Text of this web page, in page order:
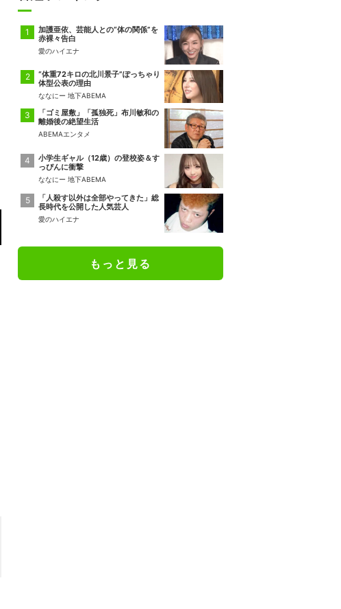
加護亜依、芸能人との“体の関係”を
赤裸々告白
愛のハイエナ
“体重72キロの北川景子”ぽっちゃり
体型公表の理由
ななにー 地下ABEMA
「ゴミ屋敷」「孤独死」布川敏和の
離婚後の絶望生活
ABEMAエンタメ
小学生ギャル（12歳）の登校姿＆す
っぴんに衝撃
ななにー 地下ABEMA
「人殺す以外は全部やってきた」総
長時代を公開した人気芸人
愛のハイエナ
もっと見る